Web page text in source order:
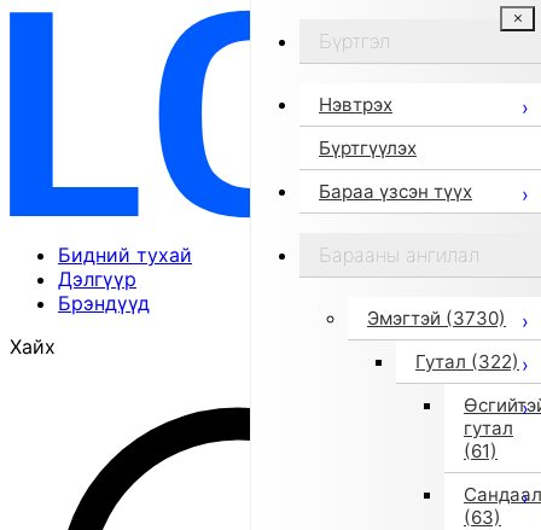
Бидний тухай
Дэлгүүр
Брэндүүд
Хайх
Бүртгэл
Нэвтрэх
Бүртгүүлэх
Бараа үзсэн түүх
Барааны ангилал
Эмэгтэй (3730)
Гутал (322)
гутал
(61)
Сандаал
(63)